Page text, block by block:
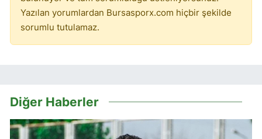
Yazılan yorumlardan Bursasporx.com hiçbir şekilde
sorumlu tutulamaz.
Diğer Haberler